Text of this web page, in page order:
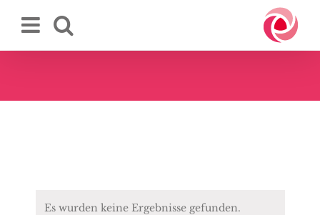
Inhalt
Es wurden keine Ergebnisse gefunden.